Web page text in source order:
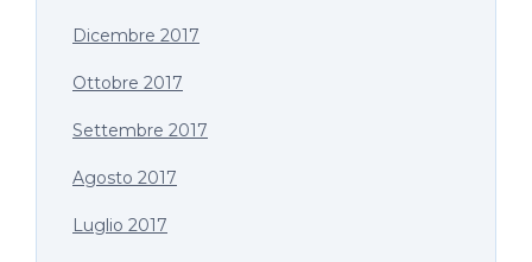
Dicembre 2017
Ottobre 2017
Settembre 2017
Agosto 2017
Luglio 2017